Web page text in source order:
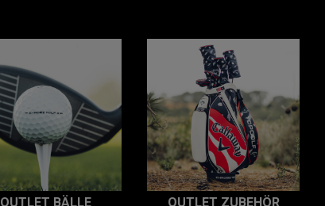
OUTLET BÄLLE OUTLET ZUBEHÖR